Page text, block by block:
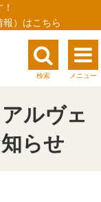
）はこちら
検索 メニュー
ルヴェ
らせ